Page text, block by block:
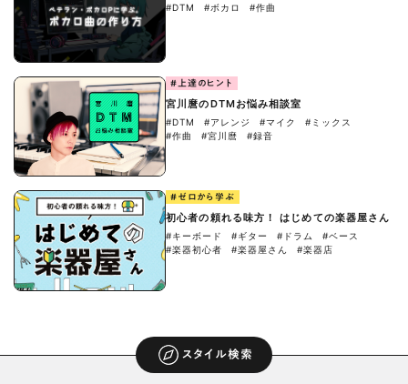
#DTM #ボカロ #作曲
#上達のヒント
宮川麿のDTMお悩み相談室
#DTM #アレンジ #マイク
#ミックス
#作曲
#宮川麿 #録音
#ゼロから学ぶ
初心者の頼れる味方！ はじめての楽器屋さん
#キーボード #ギター #ドラム
#ベース
#楽器初心者
#楽器屋さん #楽器店
スタイル検索